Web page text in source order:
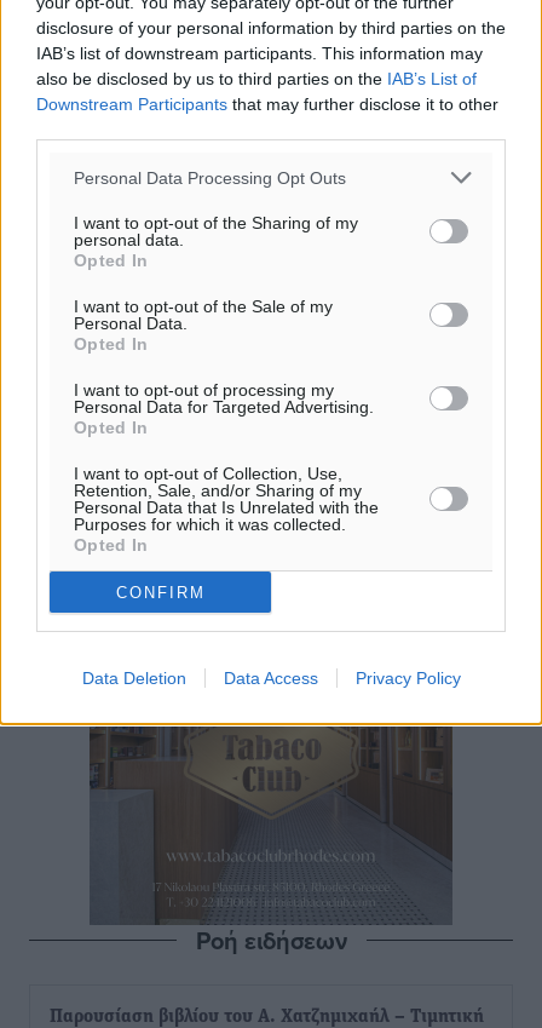
disclosure of your personal information by third parties on the
IAB’s list of downstream participants. This information may
also be disclosed by us to third parties on the IAB’s List of
Downstream Participants that may further disclose it to other
Personal Data Processing Opt Outs
I want to opt-out of the Sharing of my
personal data.
Opted In
I want to opt-out of the Sale of my
Personal Data.
Opted In
I want to opt-out of processing my
Personal Data for Targeted Advertising.
Opted In
I want to opt-out of Collection, Use,
Retention, Sale, and/or Sharing of my
Personal Data that Is Unrelated with the
Purposes for which it was collected.
Opted In
CONFIRM
Data Deletion Data Access Privacy Policy
Ροή ειδήσεων
Παρουσίαση βιβλίου του Α. Χατζημιχαήλ – Τιμητική